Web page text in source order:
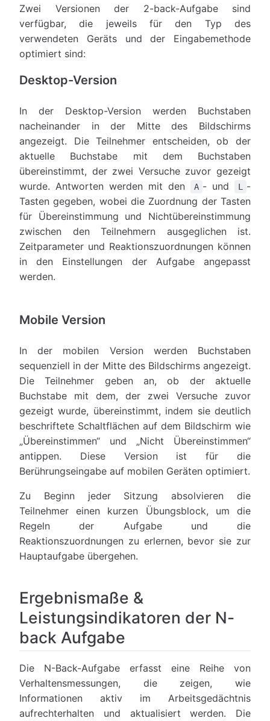
Zwei Versionen der 2-back-Aufgabe sind
verfügbar, die jeweils für den Typ des
verwendeten Geräts und der Eingabemethode
optimiert sind:
Desktop-Version
In der Desktop-Version werden Buchstaben
nacheinander in der Mitte des Bildschirms
angezeigt. Die Teilnehmer entscheiden, ob der
aktuelle Buchstabe mit dem Buchstaben
übereinstimmt, der zwei Versuche zuvor gezeigt
wurde. Antworten werden mit den
A - und L
-
Tasten gegeben, wobei die Zuordnung der Tasten
für Übereinstimmung und Nichtübereinstimmung
zwischen den Teilnehmern ausgeglichen ist.
Zeitparameter und Reaktionszuordnungen können
in den Einstellungen der Aufgabe angepasst
werden.
Mobile Version
In der mobilen Version werden Buchstaben
sequenziell in der Mitte des Bildschirms angezeigt.
Die Teilnehmer geben an, ob der aktuelle
Buchstabe mit dem, der zwei Versuche zuvor
gezeigt wurde, übereinstimmt, indem sie deutlich
beschriftete Schaltflächen auf dem Bildschirm wie
„Übereinstimmen“ und „Nicht Übereinstimmen“
antippen. Diese Version ist für die
Berührungseingabe auf mobilen Geräten optimiert.
Zu Beginn jeder Sitzung absolvieren die
Teilnehmer einen kurzen Übungsblock, um die
Regeln der Aufgabe und die
Reaktionszuordnungen zu erlernen, bevor sie zur
Hauptaufgabe übergehen.
Ergebnismaße &
Leistungsindikatoren der N-
back Aufgabe
Die N-Back-Aufgabe erfasst eine Reihe von
Verhaltensmessungen, die zeigen, wie
Informationen aktiv im Arbeitsgedächtnis
aufrechterhalten und aktualisiert werden. Die